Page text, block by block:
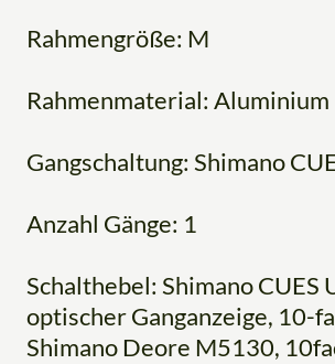
Rahmengröße: M
Rahmenmaterial: Aluminium
Gangschaltung: Shimano
Anzahl Gänge: 1
Schalthebel: Shimano CUES
optischer Ganganzeige, 10-
Shimano Deore M5130,